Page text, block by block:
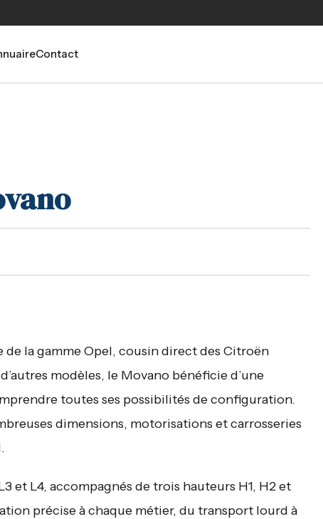
Contact
de la gamme Opel, cousin direct des Citroën
modèles, le Movano bénéficie d’une
toutes ses possibilités de configuration.
dimensions, motorisations et carrosseries
et L4, accompagnés de trois hauteurs H1, H2 et
précise à chaque métier, du transport lourd à